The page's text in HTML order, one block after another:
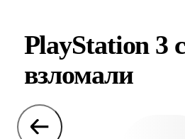
PlayStation 3
взломали